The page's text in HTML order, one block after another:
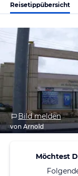
Reisetippübersicht
Bild melden
von Arnold
Möchtest